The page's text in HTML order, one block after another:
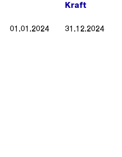
Kraft
01.01.2024 31.12.2024